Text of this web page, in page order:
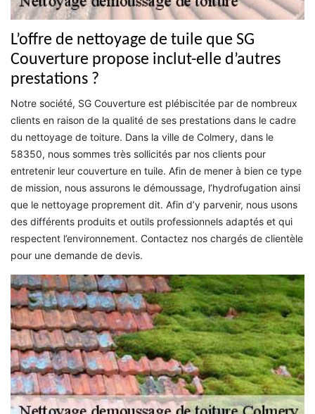
L’offre de nettoyage de tuile que SG
Couverture propose inclut-elle d’autres
prestations ?
Notre société, SG Couverture est plébiscitée par de nombreux
clients en raison de la qualité de ses prestations dans le cadre
du nettoyage de toiture. Dans la ville de Colmery, dans le
58350, nous sommes très sollicités par nos clients pour
entretenir leur couverture en tuile. Afin de mener à bien ce type
de mission, nous assurons le démoussage, l’hydrofugation ainsi
que le nettoyage proprement dit. Afin d’y parvenir, nous usons
des différents produits et outils professionnels adaptés et qui
respectent l’environnement. Contactez nos chargés de clientèle
pour une demande de devis.